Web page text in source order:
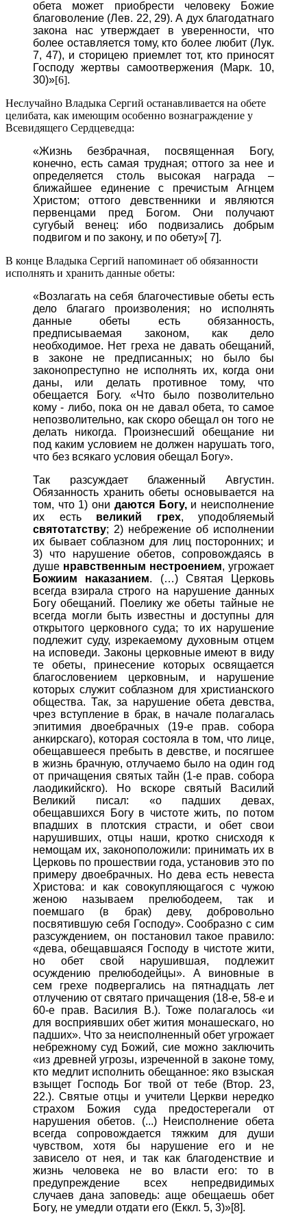
обета может приобрести человеку Божие
благоволение (Лев. 22, 29). А дух благодатнаго
закона нас утверждает в уверенности, что
более оставляется тому, кто более любит (Лук.
7, 47), и сторицею приемлет тот, кто приносят
Господу жертвы самоотвержения (Марк. 10,
30)»[6].
Неслучайно Владыка Сергий останавливается на обете
целибата, как имеющим особенно вознаграждение у
Всевидящего Сердцеведца:
«Жизнь безбрачная, посвященная Богу,
конечно, есть самая трудная; оттого за нее и
определяется столь высокая награда –
ближайшее единение с пречистым Агнцем
Христом; оттого девственники и являются
первенцами пред Богом. Они получают
сугубый венец: ибо подвизались добрым
подвигом и по закону, и по обету»[ 7].
В конце Владыка Сергий напоминает об обязанности
исполнять и хранить данные обеты:
«Возлагать на себя благочестивые обеты есть
дело благаго произволения; но исполнять
данные обеты есть обязанность,
предписываемая законом, как дело
необходимое. Нет греха не давать обещаний,
в законе не предписанных; но было бы
законопреступно не исполнять их, когда они
даны, или делать противное тому, что
обещается Богу. «Что было позволительно
кому - либо, пока он не давал обета, то самое
непозволительно, как скоро обещал он того не
делать никогда. Произнесший обещание ни
под каким условием не должен нарушать того,
что без всякаго условия обещал Богу».
Так разсуждает блаженный Августин.
Обязанность хранить обеты основывается на
том, что 1) они даются Богу,и неисполнение
их есть великий грех, уподобляемый
святотатству; 2) небрежение об исполнении
их бывает соблазном для лиц посторонних; и
3) что нарушение обетов, сопровождаясь в
душе нравственным нестроением, угрожает
Божиим наказанием. (…) Святая Церковь
всегда взирала строго на нарушение данных
Богу обещаний. Поелику же обеты тайные не
всегда могли быть известны и доступны для
открытого церковного суда; то их нарушение
подлежит суду, изрекаемому духовным отцем
на исповеди. Законы церковные имеют в виду
те обеты, принесение которых освящается
благословением церковным, и нарушение
которых служит соблазном для христианского
общества. Так, за нарушение обета девства,
чрез вступление в брак, в начале полагалась
эпитимия двоебрачных (19-е прав. собора
анкирскаго), которая состояла в том, что лице,
обещавшееся пребыть в девстве, и посягшее
в жизнь брачную, отлучаемо было на один год
от причащения святых тайн (1-е прав. собора
лаодикийскго). Но вскоре святый Василий
Великий писал: «о падших девах,
обещавшихся Богу в чистоте жить, по потом
впадших в плотския страсти, и обет свои
нарушивших, отцы наши, кротко снисходя к
немощам их, законоположили: принимать их в
Церковь по прошествии года, установив это по
примеру двоебрачных. Но дева есть невеста
Христова: и как совокупляющагося с чужою
женою называем прелюбодеем, так и
поемшаго (в брак) деву, добровольно
посвятившую себя Господу». Сообразно с сим
разсуждением, он постановил такое правило:
«дева, обещавшаяся Господу в чистоте жити,
но обет свой нарушившая, подлежит
осуждению прелюбодейцы». А виновные в
сем грехе подвергались на пятнадцать лет
отлучению от святаго причащения (18-е, 58-е и
60-е прав. Василия В.). Тоже полагалось «и
для восприявших обет жития монашескаго, но
падших». Что за неисполненный обет угрожает
небрежному суд Божий, сие можно заключить
«из древней угрозы, изреченной в законе тому,
кто медлит исполнить обещанное: яко взыская
взыщет Господь Бог твой от тебе (Втор. 23,
22.). Святые отцы и учители Церкви нередко
страхом Божия суда предостерегали от
нарушения обетов. (...) Неисполнение обета
всегда сопровождается тяжким для души
чувством, хотя бы нарушение его и не
зависело от нея, и так как благоденствие и
жизнь человека не во власти его: то в
предупреждение всех непредвидимых
случаев дана заповедь: аще обещаешь обет
Богу, не умедли отдати его (Еккл. 5, 3)»[8].